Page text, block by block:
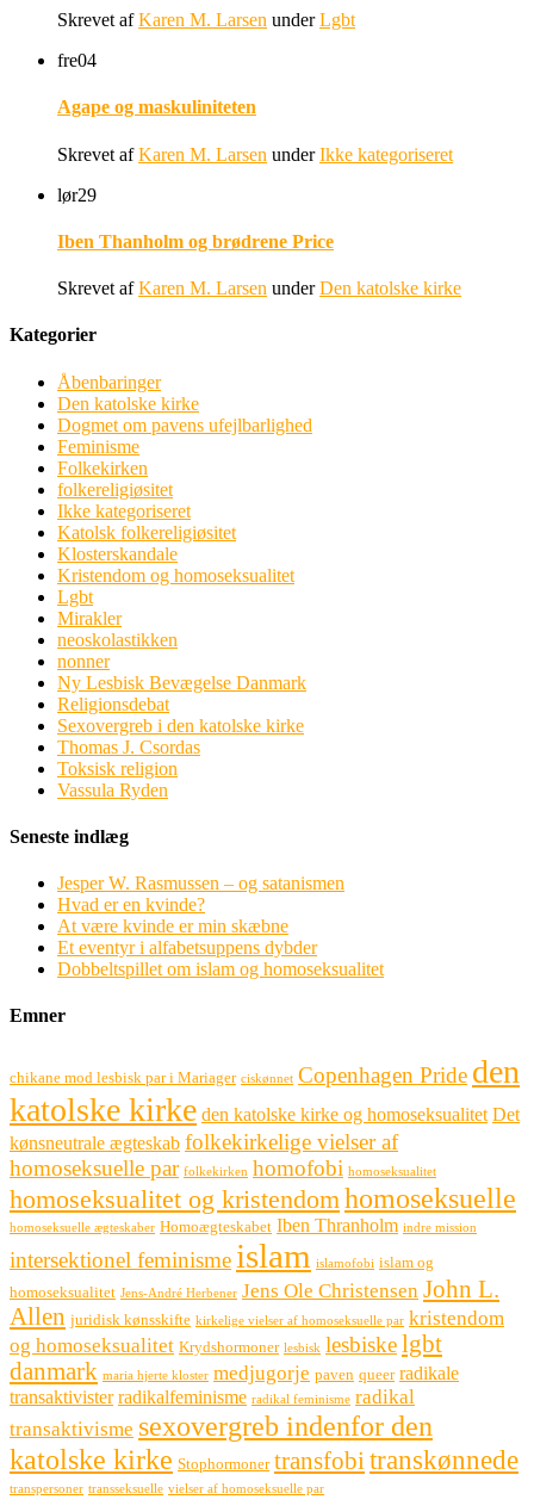
Skrevet afKaren M. Larsen underLgbt
fre04
Agape og maskuliniteten
Skrevet afKaren M. Larsen underIkke kategoriseret
lør29
Iben Thanholm og brødrene Price
Skrevet afKaren M. Larsen underDen katolske kirke
Kategorier
Åbenbaringer
Den katolske kirke
Dogmet om pavens ufejlbarlighed
Feminisme
Folkekirken
folkereligiøsitet
Ikke kategoriseret
Katolsk folkereligiøsitet
Klosterskandale
Kristendom og homoseksualitet
Lgbt
Mirakler
neoskolastikken
nonner
Ny Lesbisk Bevægelse Danmark
Religionsdebat
Sexovergreb i den katolske kirke
Thomas J. Csordas
Toksisk religion
Vassula Ryden
Seneste indlæg
Jesper W. Rasmussen – og satanismen
Hvad er en kvinde?
At være kvinde er min skæbne
Et eventyr i alfabetsuppens dybder
Dobbeltspillet om islam og homoseksualitet
Emner
chikane mod lesbisk par i Mariager ciskønnet Copenhagen Pride den
katolske kirke den katolske kirke og homoseksualitet Det
kønsneutrale ægteskab folkekirkelige vielser af
homoseksuelle par folkekirken homofobi homoseksualitet
homoseksualitet og kristendom homoseksuelle
homoseksuelle ægteskaber Homoægteskabet Iben Thranholm indre mission
intersektionel feminisme islam islamofobi islam og
homoseksualitet Jens-André Herbener Jens Ole Christensen John L.
Allen juridisk kønsskifte kirkelige vielser af homoseksuelle par kristendom
og homoseksualitet Krydshormoner lesbisk lesbiskelgbt
danmark maria hjerte kloster medjugorje paven queer radikale
transaktivister radikalfeminisme radikal feminisme radikal
transaktivisme sexovergreb indenfor den
katolske kirke Stophormoner transfobi transkønnede
transpersoner transseksuelle vielser af homoseksuelle par